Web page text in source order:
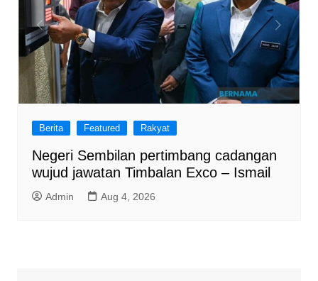
Berita Featured Rakyat
Negeri Sembilan pertimbang cadangan
wujud jawatan Timbalan Exco – Ismail
Admin Aug 4, 2026